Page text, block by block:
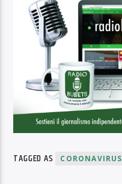
TAGGED AS CORONAVIRUS